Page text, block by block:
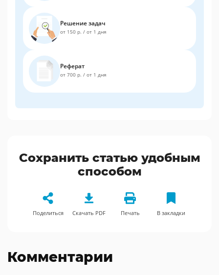
Решение задач
от 150 р. / от 1 дня
Реферат
от 700 р. / от 1 дня
Сохранить статью удобным
способом
Поделиться Скачать PDF Печать В закладки
Комментарии